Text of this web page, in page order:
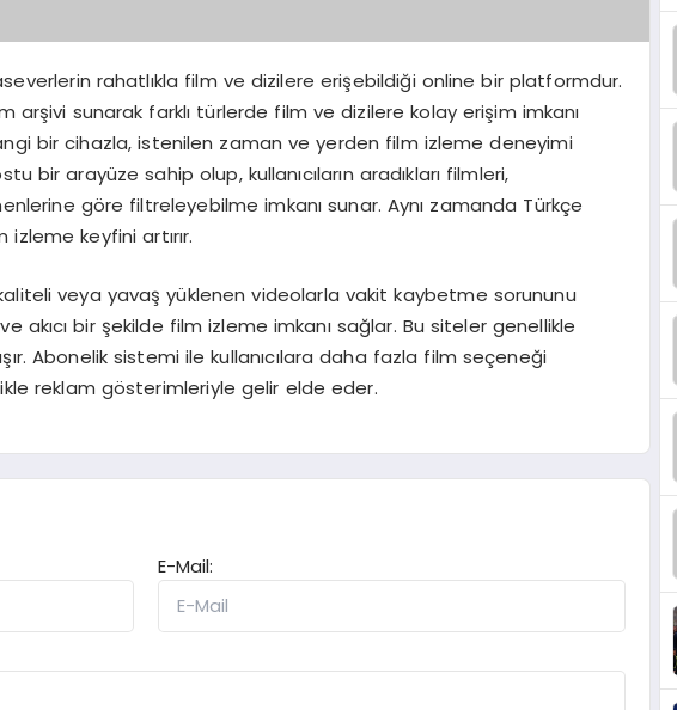
rahatlıkla film ve dizilere erişebildiği online bir platformdur.
arşivi sunarak farklı türlerde film ve dizilere kolay erişim imkanı
bir cihazla, istenilen zaman ve yerden film izleme deneyimi
bir arayüze sahip olup, kullanıcıların aradıkları filmleri,
göre filtreleyebilme imkanı sunar. Aynı zamanda Türkçe
keyfini artırır.
veya yavaş yüklenen videolarla vakit kaybetme sorununu
akıcı bir şekilde film izleme imkanı sağlar. Bu siteler genellikle
Abonelik sistemi ile kullanıcılara daha fazla film seçeneği
reklam gösterimleriyle gelir elde eder.
E-Mail: